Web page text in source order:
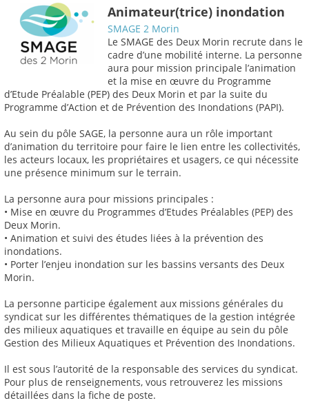
Animateur(trice) inondation
SMAGE 2 Morin
Le SMAGE des Deux Morin recrute dans le
cadre d’une mobilité interne. La personne
aura pour mission principale l’animation
et la mise en œuvre du Programme
d’Etude Préalable (PEP) des Deux Morin et par la suite du
Programme d’Action et de Prévention des Inondations (PAPI).
Au sein du pôle SAGE, la personne aura un rôle important
d’animation du territoire pour faire le lien entre les collectivités,
les acteurs locaux, les propriétaires et usagers, ce qui nécessite
une présence minimum sur le terrain.
La personne aura pour missions principales :
• Mise en œuvre du Programmes d’Etudes Préalables (PEP) des
Deux Morin.
• Animation et suivi des études liées à la prévention des
inondations.
• Porter l’enjeu inondation sur les bassins versants des Deux
Morin.
La personne participe également aux missions générales du
syndicat sur les différentes thématiques de la gestion intégrée
des milieux aquatiques et travaille en équipe au sein du pôle
Gestion des Milieux Aquatiques et Prévention des Inondations.
Il est sous l’autorité de la responsable des services du syndicat.
Pour plus de renseignements, vous retrouverez les missions
détaillées dans la fiche de poste.